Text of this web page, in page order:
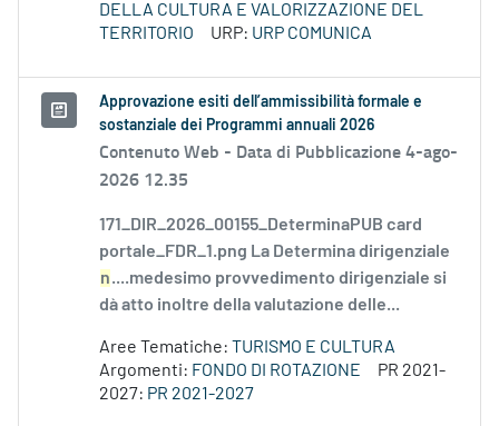
DELLA CULTURA E VALORIZZAZIONE DEL
TERRITORIO
URP: URP COMUNICA
Approvazione esiti dell’ammissibilità formale e
sostanziale dei Programmi annuali 2026
Contenuto Web - Data di Pubblicazione 4-ago-
2026 12.35
171_DIR_2026_00155_DeterminaPUB card
portale_FDR_1.png La Determina dirigenziale
n....medesimo provvedimento dirigenziale si
dà atto inoltre della valutazione delle...
Aree Tematiche: TURISMO E CULTURA
Argomenti: FONDO DI ROTAZIONE
PR 2021-
2027: PR 2021-2027